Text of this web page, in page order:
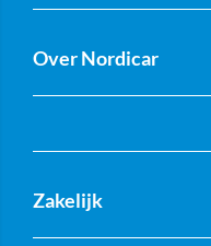
Over Nordicar
Zakelijk